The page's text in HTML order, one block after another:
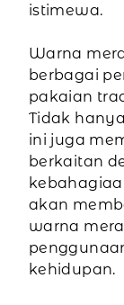
istimewa.
Warna
berbagai
pakaian
Tidak
ini juga
berkaitan
akan
warna
kehidupan.